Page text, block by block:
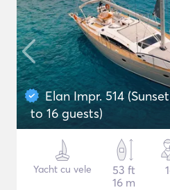
Elan Impr. 514
to 16 guests)
Yacht cu vele
53 ft
16 m